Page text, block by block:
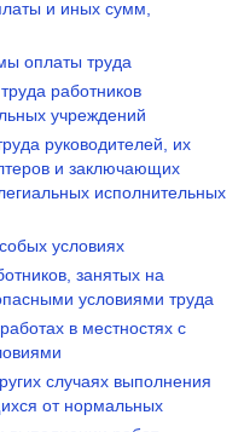
и иных сумм,
оплаты труда
работников
учреждений
руководителей, их
и заключающих
исполнительных
условиях
занятых на
условиями труда
в местностях с
случаях выполнения
от нормальных